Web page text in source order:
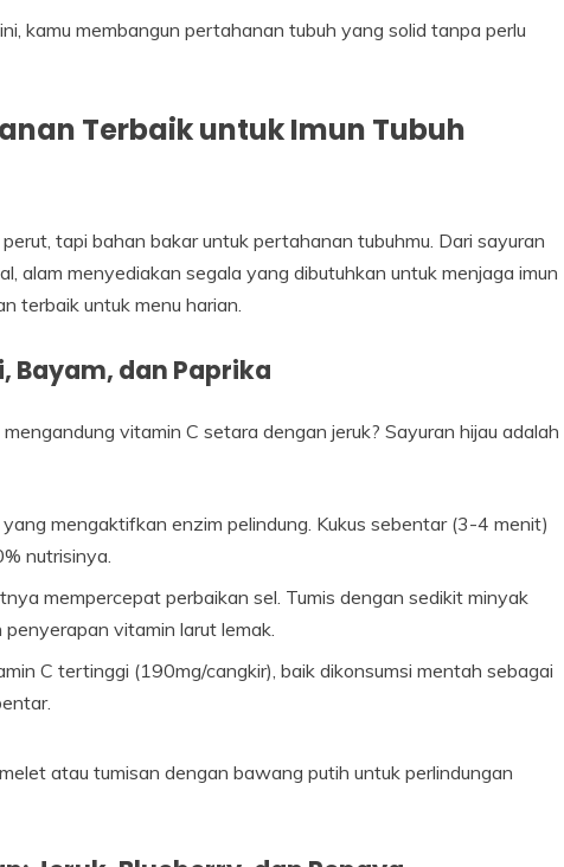
kamu membangun pertahanan tubuh yang solid tanpa perlu
Terbaik untuk Imun Tubuh
tapi bahan bakar untuk pertahanan tubuhmu. Dari sayuran
alam menyediakan segala yang dibutuhkan untuk menjaga imun
terbaik untuk menu harian.
Bayam, dan Paprika
vitamin C setara dengan jeruk? Sayuran hijau adalah
mengaktifkan enzim pelindung. Kukus sebentar (3-4 menit)
nutrisinya.
mempercepat perbaikan sel. Tumis dengan sedikit minyak
vitamin larut lemak.
C tertinggi (190mg/cangkir), baik dikonsumsi mentah sebagai
atau tumisan dengan bawang putih untuk perlindungan